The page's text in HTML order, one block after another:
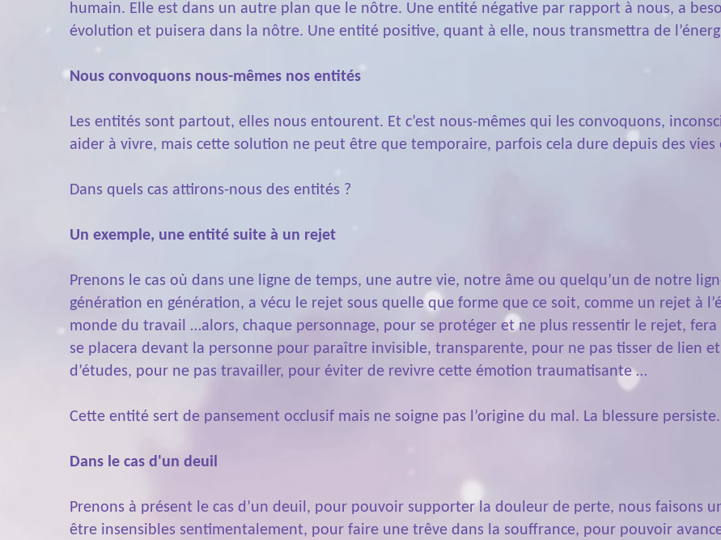
humain. Elle est dans un autre plan que le nôtre. Une entité négative par rapport à nous, a
évolution et puisera dans la nôtre. Une entité positive, quant à elle, nous transmettra de
Nous convoquons nous-mêmes nos entités
Les entités sont partout, elles nous entourent. Et c’est nous-mêmes qui les convoquons,
aider à vivre, mais cette solution ne peut être que temporaire, parfois cela dure depuis des vies
Dans quels cas attirons-nous des entités ?
Un exemple, une entité suite à un rejet
Prenons le cas où dans une ligne de temps, une autre vie, notre âme ou quelqu’un de notre
génération en génération, a vécu le rejet sous quelle que forme que ce soit, comme un rejet à
monde du travail …alors, chaque personnage, pour se protéger et ne plus ressentir le rejet,
se placera devant la personne pour paraître invisible, transparente, pour ne pas tisser de lien
d’études, pour ne pas travailler, pour éviter de revivre cette émotion traumatisante …
Cette entité sert de pansement occlusif mais ne soigne pas l’origine du mal. La blessure persiste.
Dans le cas d'un deuil
Prenons à présent le cas d’un deuil, pour pouvoir supporter la douleur de perte, nous faisons
être insensibles sentimentalement, pour faire une trêve dans la souffrance, pour pouvoir